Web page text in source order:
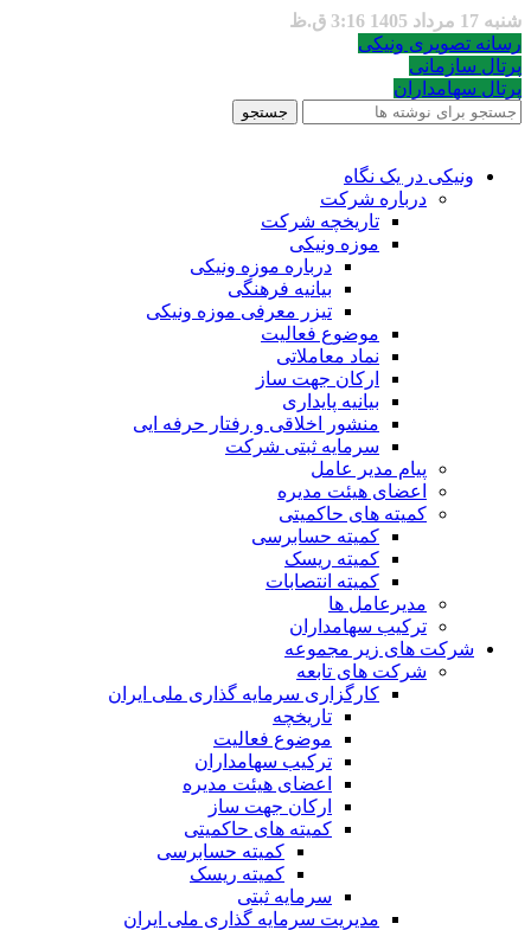
شنبه 17 مرداد 1405 3:16 ق.ظ
رسانه تصویری ونیکی
پرتال سازمانی
پرتال سهامداران
جستجو
ونیکی در یک نگاه
درباره شرکت
تاریخچه شرکت
موزه ونیکی
درباره موزه ونیکی
بیانیه فرهنگی
تیزر معرفی موزه ونیکی
موضوع فعالیت
نماد معاملاتی
ارکان جهت ساز
بیانیه پایداری
منشور اخلاقی و رفتار حرفه ایی
سرمایه ثبتی شرکت
پیام مدیر عامل
اعضای هیئت مدیره
کمیته های حاکمیتی
کمیته حسابرسی
کمیته ریسک
کمیته انتصابات
مدیرعامل ها
ترکیب سهامداران
شرکت های زیر مجموعه
شرکت های تابعه
کارگزاری سرمایه گذاری ملی ایران
تاریخچه
موضوع فعالیت
ترکیب سهامداران
اعضای هیئت مدیره
ارکان جهت ساز
کمیته های حاکمیتی
کمیته حسابرسی
کمیته ریسک
سرمایه ثبتی
مدیریت سرمایه گذاری ملی ایران